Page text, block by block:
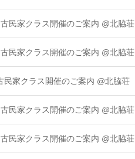
民家クラス開催のご案内 @北脇荘
民家クラス開催のご案内 @北脇荘
家クラス開催のご案内 @北脇荘
民家クラス開催のご案内 @北脇荘
民家クラス開催のご案内 @北脇荘